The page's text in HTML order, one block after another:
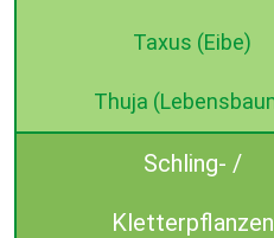
Taxus (Eibe)
Thuja
Schling- /
Kletterpflanzen